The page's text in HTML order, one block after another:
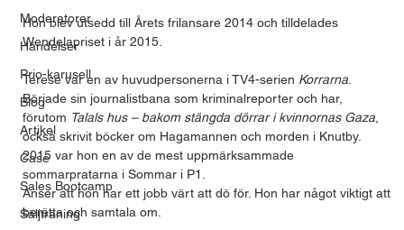
Moderatorer
Händelser
Prio-karusell
Blog
Artikel
Case
Sales Bootcamp
Säljträning
Hon blev utsedd till Årets frilansare 2014 och tilldelades
Wendelapriset i år 2015.
Terese var en av huvudpersonerna i TV4-serien Korrarna.
Började sin journalistbana som kriminalreporter och har,
förutom Talals hus – bakom stängda dörrar i kvinnornas Gaza,
också skrivit böcker om Hagamannen och morden i Knutby.
2015 var hon en av de mest uppmärksammade
sommarpratarna i Sommar i P1.
Anser att hon har ett jobb värt att dö för. Hon har något viktigt att
berätta och samtala om.